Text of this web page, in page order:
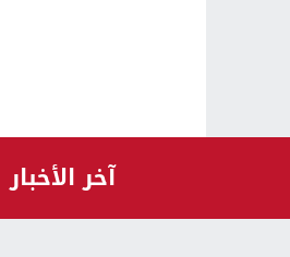
آخر الأخبار